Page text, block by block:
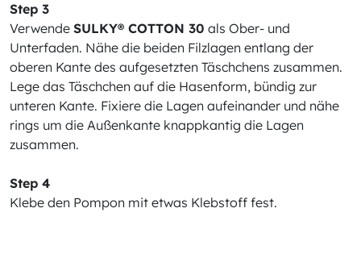
Step 3
Verwende SULKY® COTTON 30 als Ober- und
Unterfaden. Nähe die beiden Filzlagen entlang der
oberen Kante des aufgesetzten Täschchens zusammen.
Lege das Täschchen auf die Hasenform, bündig zur
unteren Kante. Fixiere die Lagen aufeinander und nähe
rings um die Außenkante knappkantig die Lagen
zusammen.
Step 4
Klebe den Pompon mit etwas Klebstoff fest.